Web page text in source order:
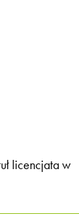
licencjata w